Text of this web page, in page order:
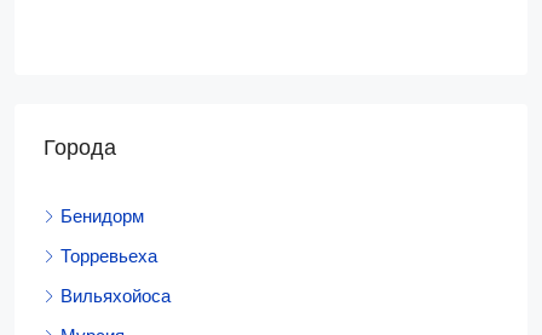
Города
Бенидорм
Торревьеха
Вильяхойоса